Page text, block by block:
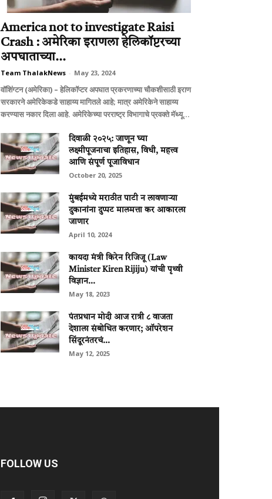
America not to investigate Raisi
Crash : अमेरिका इराणला हेलिकॉप्टरच्या
अपघाताच्या...
Team ThalakNews - May 23, 2024
वॉशिंग्टन (अमेरिका) – हेलिकॉप्टर अपघात प्रकरणाच्या चौकशीसाठी इराण
सरकारने अमेरिकेकडे साहाय्य मागितले आहे; मात्र अमेरिकेने साहाय्य
करण्यास नकार दिला आहे. अमेरिकेच्या परराष्ट्र विभागाचे प्रवक्ते मॅथ्यू...
दिवाळी २०२५: जाणून घ्या
लक्ष्मीपूजनाचा इतिहास, विधी, महत्त्व
आणि संपूर्ण पूजाविधान
October 20, 2025
मुंबईमध्ये मराठीत पाटी न लावणार्‍या
दुकानांना दुप्पट मालमत्ता कर आकारला
जाणार
April 10, 2024
कायदा मंत्री किरेन रिजिजू (Law
Minister Kiren Rijiju) यांची पृथ्वी
विज्ञान...
May 18, 2023
पंतप्रधान मोदी आज रात्री ८ वाजता
देशाला संबोधित करणार; ऑपरेशन
सिंदूरनंतरचं...
May 12, 2025
FOLLOW US